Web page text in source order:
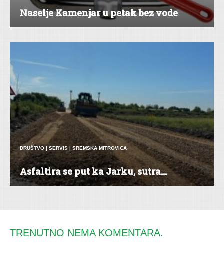
Naselje Kamenjar u petak bez vode
DRUŠTVO|SERVIS|SREMSKA MITROVICA
Asfaltira se put ka Jarku, sutra...
TRENUTNO NEMA KOMENTARA.